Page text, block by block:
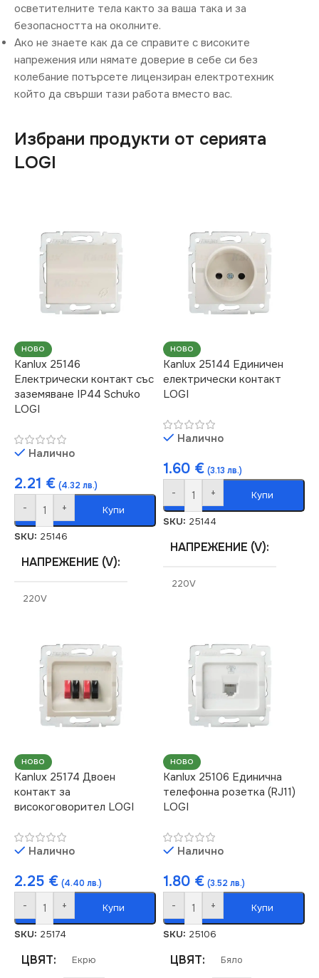
осветителните тела както за ваша така и за
безопасността на околните.
Ако не знаете как да се справите с високите
напрежения или нямате доверие в себе си без
колебание потърсете лицензиран електротехник
който да свърши тази работа вместо вас.
Избрани продукти от серията
LOGI
НОВО
Kanlux 25146
Електрически контакт със
заземяване IP44 Schuko
LOGI
Налично
2.21 € (4.32 лв.)
- + Купи
SKU: 25146
НАПРЕЖЕНИЕ (V)
220V
СТЕПЕН НА ЗАЩИТА
ЦВЯТ
МАРКА
КОНТАКТ
НОВО
Kanlux 25144 Единичен
електрически контакт
LOGI
Налично
1.60 € (3.13 лв.)
- + Купи
SKU: 25144
НАПРЕЖЕНИЕ (V)
220V
СТЕПЕН НА ЗАЩИТА
IP20
МАРКА KANLUX
НОВО
Kanlux 25174 Двоен
контакт за
високоговорител LOGI
Налично
2.25 € (4.40 лв.)
- + Купи
SKU: 25174
ЦВЯТ Екрю
НОВО
Kanlux 25106 Единична
телефонна розетка (RJ11)
LOGI
Налично
1.80 € (3.52 лв.)
- + Купи
SKU: 25106
ЦВЯТ Бяло